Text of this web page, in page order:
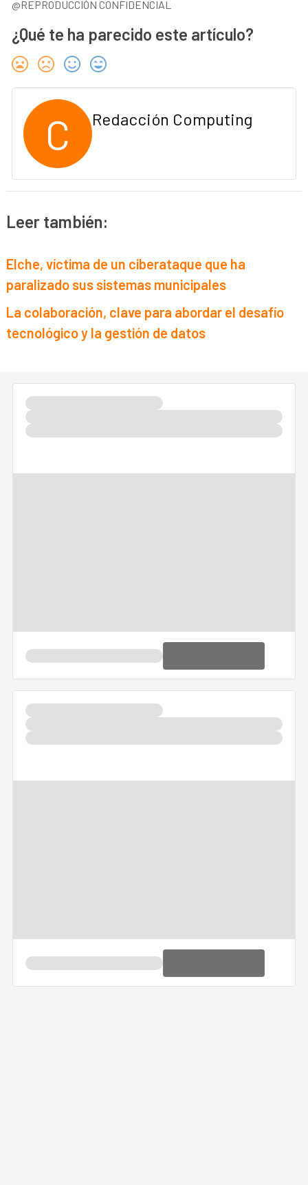
@REPRODUCCIÓN CONFIDENCIAL
¿Qué te ha parecido este artículo?
C Redacción Computing
Leer también:
Elche, víctima de un ciberataque que ha
paralizado sus sistemas municipales
La colaboración, clave para abordar el desafío
tecnológico y la gestión de datos